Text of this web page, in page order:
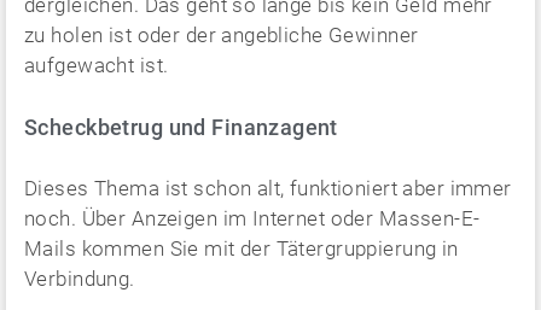
dergleichen. Das geht so lange bis kein Geld mehr
zu holen ist oder der angebliche Gewinner
aufgewacht ist.
Scheckbetrug und Finanzagent
Dieses Thema ist schon alt, funktioniert aber immer
noch. Über Anzeigen im Internet oder Massen-E-
Mails kommen Sie mit der Tätergruppierung in
Verbindung.